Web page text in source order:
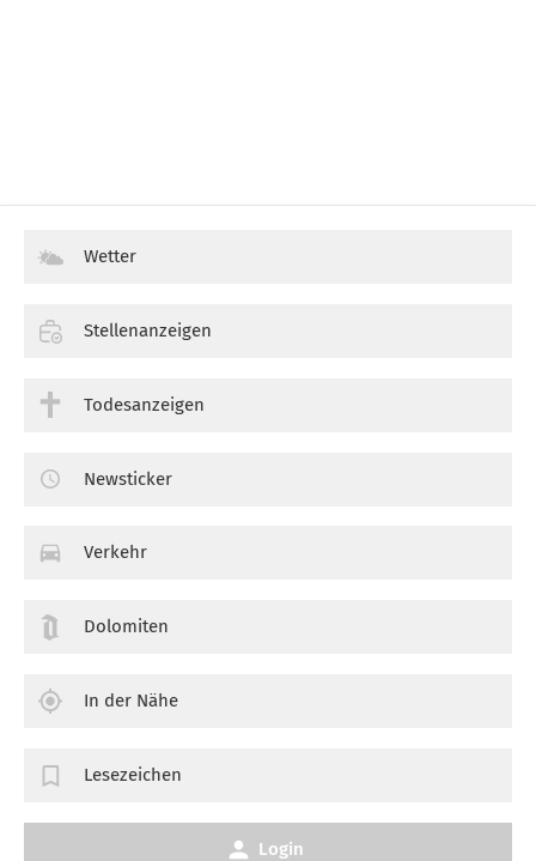
Wetter
Stellenanzeigen
Todesanzeigen
Newsticker
Verkehr
Dolomiten
In der Nähe
Lesezeichen
Login